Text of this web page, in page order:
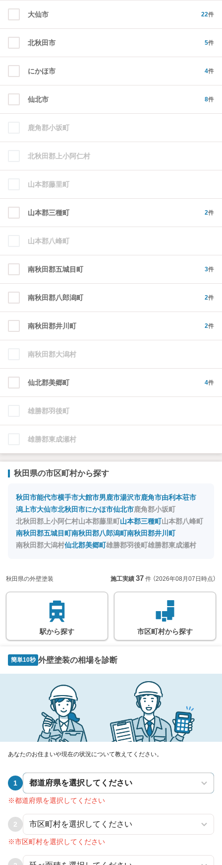
大仙市 22件
北秋田市 5件
にかほ市 4件
仙北市 8件
鹿角郡小坂町
北秋田郡上小阿仁村
山本郡藤里町
山本郡三種町 2件
山本郡八峰町
南秋田郡五城目町 3件
南秋田郡八郎潟町 2件
南秋田郡井川町 2件
南秋田郡大潟村
仙北郡美郷町 4件
雄勝郡羽後町
雄勝郡東成瀬村
秋田県の市区町村から探す
秋田市能代市横手市大館市男鹿市湯沢市鹿角市由利本荘市
潟上市大仙市北秋田市にかほ市仙北市鹿角郡小坂町
北秋田郡上小阿仁村山本郡藤里町山本郡三種町山本郡八峰町
南秋田郡五城目町南秋田郡八郎潟町南秋田郡井川町
南秋田郡大潟村仙北郡美郷町雄勝郡羽後町雄勝郡東成瀬村
秋田県の外壁塗装 施工実績 37 件 （2026年08月07日時点）
駅から探す 市区町村から探す
簡単10秒 外壁塗装の相場を診断
あなたのお住まいや現在の状況について教えてください。
1
※都道府県を選択してください
2
※市区町村を選択してください